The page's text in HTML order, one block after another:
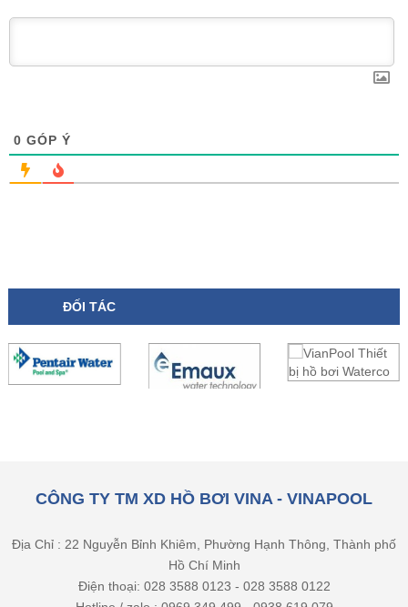
0 GÓP Ý
ĐỐI TÁC
CÔNG TY TM XD HỒ BƠI VINA - VINAPOOL
Địa Chỉ : 22 Nguyễn Bỉnh Khiêm, Phường Hạnh Thông, Thành phố
Hồ Chí Minh
Điện thoại: 028 3588 0123 - 028 3588 0122
Hotline / zalo : 0969 349 499 - 0938 619 079